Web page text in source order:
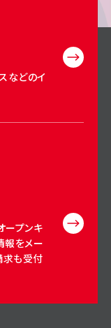
などのイ
ープンキ
報をメー
求も受付